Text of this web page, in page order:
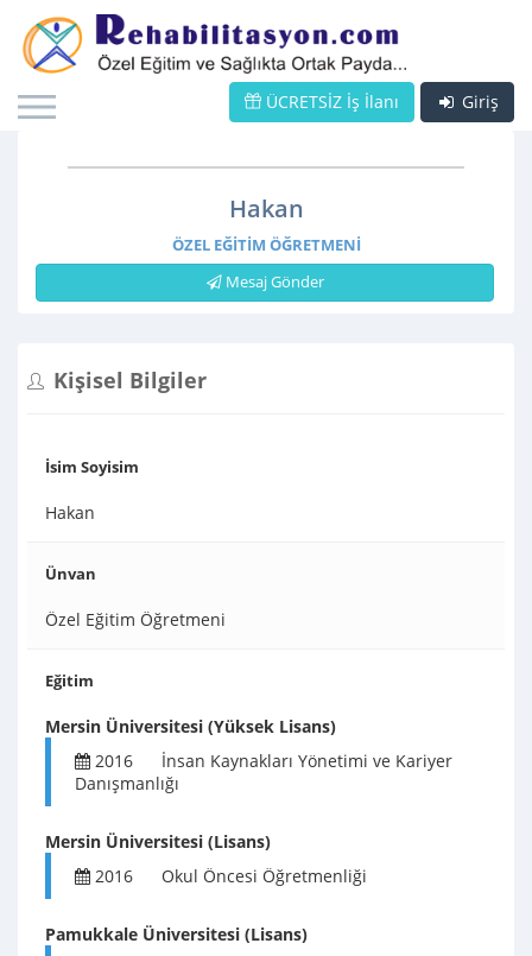
Giriş
ÜCRETSİZ İş İlanı
Hakan
ÖZEL EĞITIM ÖĞRETMENI
Mesaj Gönder
Kişisel Bilgiler
İsim Soyisim
Hakan
Ünvan
Özel Eğitim Öğretmeni
Eğitim
Mersin Üniversitesi (Yüksek Lisans)
2016 İnsan Kaynakları Yönetimi ve Kariyer
Danışmanlığı
Mersin Üniversitesi (Lisans)
2016 Okul Öncesi Öğretmenliği
Pamukkale Üniversitesi (Lisans)